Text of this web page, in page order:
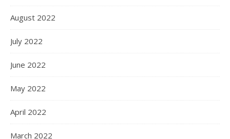
August 2022
July 2022
June 2022
May 2022
April 2022
March 2022